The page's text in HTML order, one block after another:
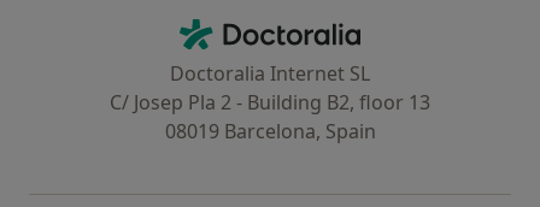
Doctoralia - Homepage
Doctoralia Internet SL
C/ Josep Pla 2 - Building B2, floor 13
08019 Barcelona, Spain